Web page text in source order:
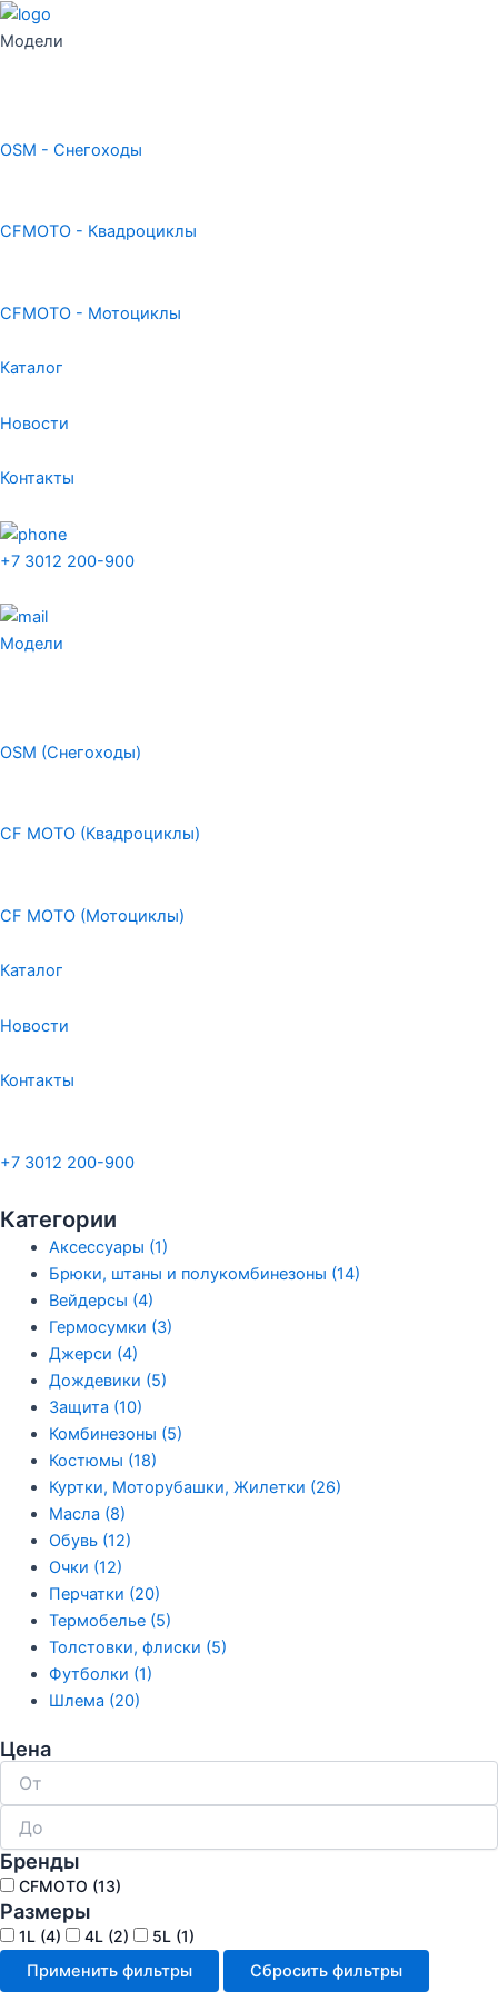
Модели
OSM - Снегоходы
CFMOTO - Квадроциклы
CFMOTO - Мотоциклы
Каталог
Новости
Контакты
+7 3012 200-900
Модели
OSM (Снегоходы)
CF MOTO (Квадроциклы)
CF MOTO (Мотоциклы)
Каталог
Новости
Контакты
+7 3012 200-900
Категории
Аксессуары (1)
Брюки, штаны и полукомбинезоны (14)
Вейдерсы (4)
Гермосумки (3)
Джерси (4)
Дождевики (5)
Защита (10)
Комбинезоны (5)
Костюмы (18)
Куртки, Моторубашки, Жилетки (26)
Масла (8)
Обувь (12)
Очки (12)
Перчатки (20)
Термобелье (5)
Толстовки, флиски (5)
Футболки (1)
Шлема (20)
Цена
Бренды
CFMOTO (13)
Размеры
1L (4) 4L (2) 5L (1)
Применить фильтры Сбросить фильтры